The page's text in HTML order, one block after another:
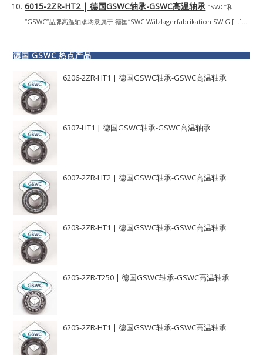
6015-2ZR-HT2 | 德国GSWC轴承-GSWC高温轴承 “SWC”和
“GSWC”品牌高温轴承均隶属于 德国“SWC Wälzlagerfabrikation SW G […]...
德国 GSWC 热点产品
6206-2ZR-HT1 | 德国GSWC轴承-GSWC高温轴承
6307-HT1 | 德国GSWC轴承-GSWC高温轴承
6007-2ZR-HT2 | 德国GSWC轴承-GSWC高温轴承
6203-2ZR-HT1 | 德国GSWC轴承-GSWC高温轴承
6205-2ZR-T250 | 德国GSWC轴承-GSWC高温轴承
6205-2ZR-HT1 | 德国GSWC轴承-GSWC高温轴承